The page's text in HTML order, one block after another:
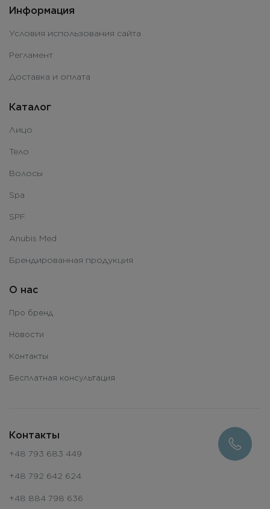
Информация
Условия использования сайта
Регламент
Доставка и оплата
Каталог
Лицо
Тело
Волосы
Spa
SPF
Anubis Med
Брендированная продукция
О нас
Про бренд
Новости
Контакты
Бесплатная консультация
Контакты
+48 793 683 449
+48 792 642 624
+48 884 798 636